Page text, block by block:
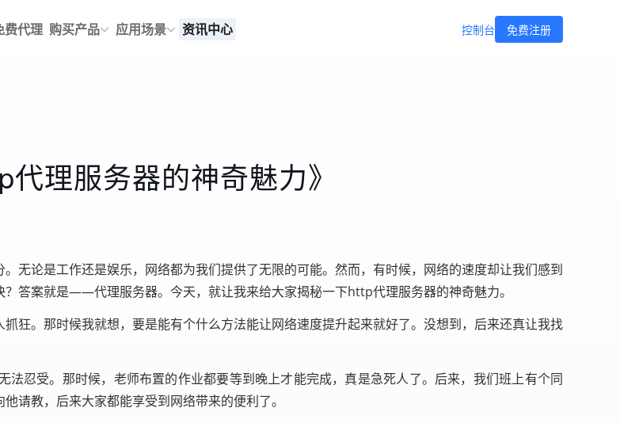
费代理 购买产品 应用场景 资讯中心 控制台 免费注册
理服务器的神奇魅力》
无论是工作还是娱乐，网络都为我们提供了无限的可能。然而，有时候，网络的速度却让我们感到
答案就是——代理服务器。今天，就让我来给大家揭秘一下http代理服务器的神奇魅力。
狂。那时候我就想，要是能有个什么方法能让网络速度提升起来就好了。没想到，后来还真让我找
忍受。那时候，老师布置的作业都要等到晚上才能完成，真是急死人了。后来，我们班上有个同
请教，后来大家都能享受到网络带来的便利了。